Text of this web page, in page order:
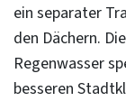
ein separater
den Dächern.
Regenwasser
besseren